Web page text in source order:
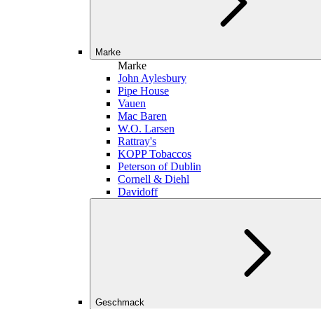
Marke
Marke
John Aylesbury
Pipe House
Vauen
Mac Baren
W.O. Larsen
Rattray's
KOPP Tobaccos
Peterson of Dublin
Cornell & Diehl
Davidoff
Geschmack